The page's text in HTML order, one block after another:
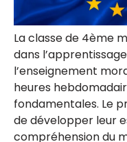
La classe de 4ème
dans
l’enseignement
heures
fondamentales. Le
de développer leur
compréhension du